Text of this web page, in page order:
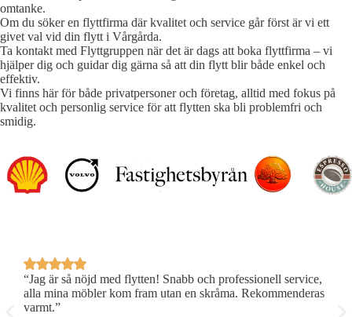
omtanke.
Om du söker en flyttfirma där kvalitet och service går först är vi ett
givet val vid din flytt i Vårgårda.
Ta kontakt med Flyttgruppen när det är dags att boka flyttfirma – vi
hjälper dig och guidar dig gärna så att din flytt blir både enkel och
effektiv.
Vi finns här för både privatpersoner och företag, alltid med fokus på
kvalitet och personlig service för att flytten ska bli problemfri och
smidig.
“Jag är så nöjd med flytten! Snabb och professionell service,
alla mina möbler kom fram utan en skråma. Rekommenderas
varmt.”